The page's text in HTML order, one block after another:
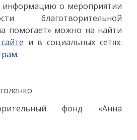
информацию о мероприятии
благотворительной
помогает» можно на найти
и в социальных сетях:
.
фонд «Анна